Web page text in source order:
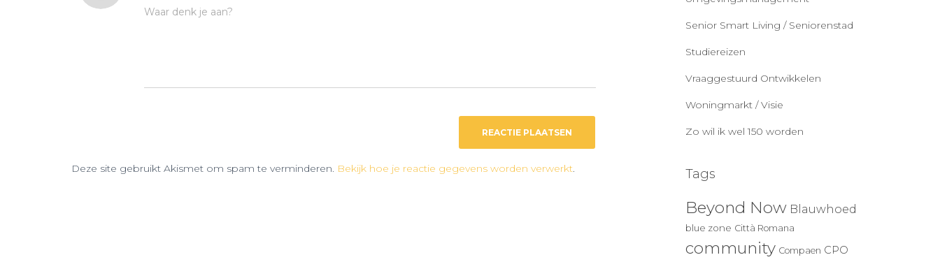
Waar denk je aan?
Deze site gebruikt Akismet om spam te verminderen. Bekijk hoe je reactie gegevens worden verwerkt.
Senior Smart Living / Seniorenstad
Studiereizen
Vraaggestuurd Ontwikkelen
Woningmarkt / Visie
Zo wil ik wel 150 worden
Tags
Beyond Now Blauwhoed
blue zone Città Romana
community Compaen CPO